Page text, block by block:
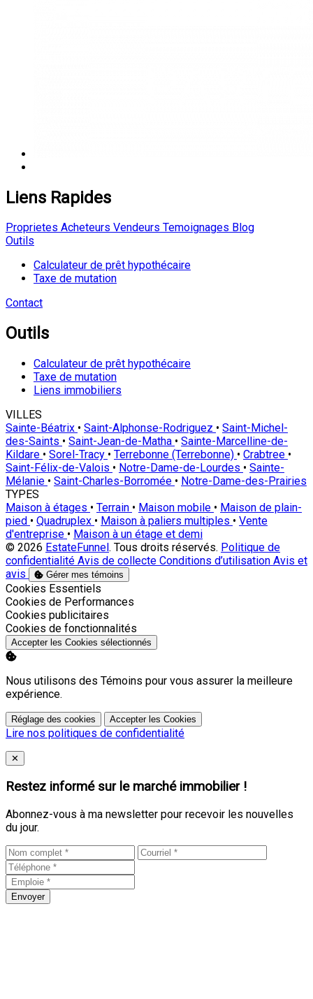
Liens Rapides
Proprietes Acheteurs Vendeurs Temoignages Blog
Outils
Calculateur de prêt hypothécaire
Taxe de mutation
Contact
Outils
Calculateur de prêt hypothécaire
Taxe de mutation
Liens immobiliers
VILLES
Sainte-Béatrix • Saint-Alphonse-Rodriguez • Saint-Michel-
des-Saints • Saint-Jean-de-Matha • Sainte-Marcelline-de-
Kildare • Sorel-Tracy • Terrebonne (Terrebonne) • Crabtree •
Saint-Félix-de-Valois • Notre-Dame-de-Lourdes • Sainte-
Mélanie • Saint-Charles-Borromée • Notre-Dame-des-Prairies
TYPES
Maison à étages • Terrain • Maison mobile • Maison de plain-
pied • Quadruplex • Maison à paliers multiples • Vente
d'entreprise • Maison à un étage et demi
© 2026 EstateFunnel . Tous droits réservés. Politique de
confidentialité Avis de collecte Conditions d’utilisation Avis et
avis
Gérer mes témoins
Activer
Cookies Essentiels
Activer
Cookies de Performances
Activer
Cookies publicitaires
Activer
Cookies de fonctionnalités
Accepter les Cookies sélectionnés
Nous utilisons des Témoins pour vous assurer la meilleure
expérience.
Réglage des cookies Accepter les Cookies
Lire nos politiques de confidentialité
Close
✕
Restez informé sur le marché immobilier !
Abonnez-vous à ma newsletter pour recevoir les nouvelles
du jour.
Envoyer